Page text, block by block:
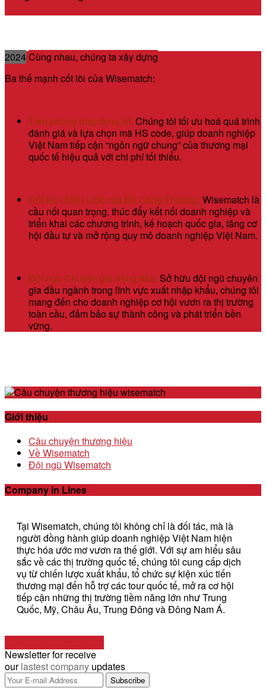
2024Cùng nhau, chúng ta xây dựng
Ba thế mạnh cốt lõi của Wisematch:
Tiên phong ứng dụng AI: Chúng tôi tối ưu hoá quá trình
đánh giá và lựa chọn mã HS code, giúp doanh nghiệp
Việt Nam tiếp cận “ngôn ngữ chung” của thương mại
quốc tế hiệu quả với chi phí tối thiểu.
Đối tác chiến lược của Bộ Công Thương: Wisematch là
cầu nối quan trọng, thúc đẩy kết nối doanh nghiệp và
triển khai các chương trình, kế hoạch quốc gia, tăng cơ
hội đầu tư và mở rộng quy mô doanh nghiệp Việt Nam.
Đội ngũ Chuyên gia hàng đầu: Sở hữu đội ngũ chuyên
gia đầu ngành trong lĩnh vực xuất nhập khẩu, chúng tôi
mang đến cho doanh nghiệp cơ hội vươn ra thị trường
toàn cầu, đảm bảo sự thành công và phát triển bền
vững.
Giới thiệu
Câu chuyện thương hiệu
Về Wisematch
Đội ngũ Wisematch
Company in Lines
Tại Wisematch, chúng tôi không chỉ là đối tác, mà là
người đồng hành giúp doanh nghiệp Việt Nam hiện
thực hóa ước mơ vươn ra thế giới. Với sự am hiểu sâu
sắc về các thị trường quốc tế, chúng tôi cung cấp dịch
vụ từ chiến lược xuất khẩu, tổ chức sự kiện xúc tiến
thương mại đến hỗ trợ các tour quốc tế, mở ra cơ hội
tiếp cận những thị trường tiềm năng lớn như Trung
Quốc, Mỹ, Châu Âu, Trung Đông và Đông Nam Á.
Newsletter for receive
ourlastest company updates